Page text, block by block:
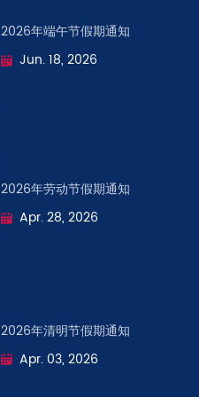
2026年端午节假期通知
Jun. 18, 2026
2026年劳动节假期通知
Apr. 28, 2026
2026年清明节假期通知
Apr. 03, 2026